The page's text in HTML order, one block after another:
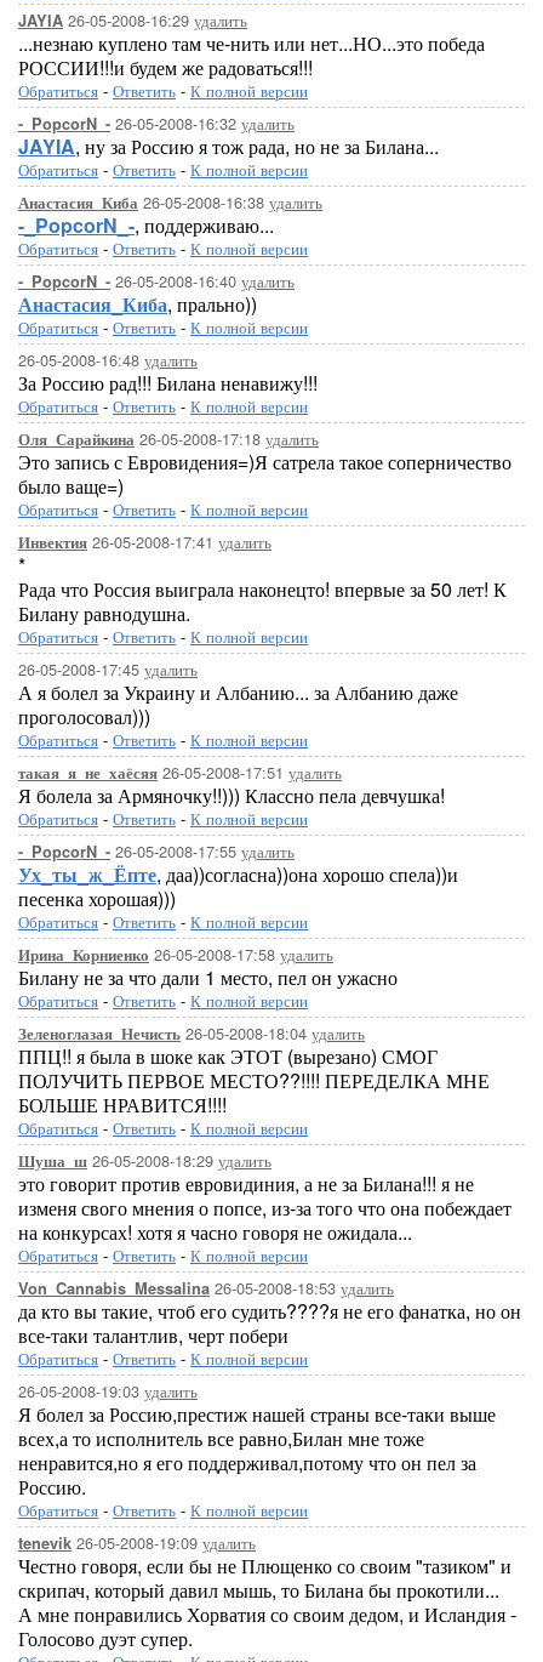
JAYIA 26-05-2008-16:29 удалить
...незнаю куплено там че-нить или нет...НО...это победа
РОССИИ!!!и будем же радоваться!!!
Обратиться - Ответить - К полной версии
-_PopcorN_- 26-05-2008-16:32 удалить
JAYIA, ну за Россию я тож рада, но не за Билана...
Обратиться - Ответить - К полной версии
Анастасия_Киба 26-05-2008-16:38 удалить
-_PopcorN_-, поддерживаю...
Обратиться - Ответить - К полной версии
-_PopcorN_- 26-05-2008-16:40 удалить
Анастасия_Киба, прально))
Обратиться - Ответить - К полной версии
26-05-2008-16:48 удалить
За Россию рад!!! Билана ненавижу!!!
Обратиться - Ответить - К полной версии
Оля_Сарайкина 26-05-2008-17:18 удалить
Это запись с Евровидения=)Я сатрела такое соперничество
было ваще=)
Обратиться - Ответить - К полной версии
Инвектия 26-05-2008-17:41 удалить
*
Рада что Россия выиграла наконецто! впервые за 50 лет! К
Билану равнодушна.
Обратиться - Ответить - К полной версии
26-05-2008-17:45 удалить
А я болел за Украину и Албанию... за Албанию даже
проголосовал)))
Обратиться - Ответить - К полной версии
такая_я_не_хаёсяя 26-05-2008-17:51 удалить
Я болела за Армяночку!!))) Классно пела девчушка!
Обратиться - Ответить - К полной версии
-_PopcorN_- 26-05-2008-17:55 удалить
Ух_ты_ж_Ёпте, даа))согласна))она хорошо спела))и
песенка хорошая)))
Обратиться - Ответить - К полной версии
Ирина_Корниенко 26-05-2008-17:58 удалить
Билану не за что дали 1 место, пел он ужасно
Обратиться - Ответить - К полной версии
Зеленоглазая_Нечисть 26-05-2008-18:04 удалить
ППЦ!! я была в шоке как ЭТОТ (вырезано) СМОГ
ПОЛУЧИТЬ ПЕРВОЕ МЕСТО??!!!! ПЕРЕДЕЛКА МНЕ
БОЛЬШЕ НРАВИТСЯ!!!!
Обратиться - Ответить - К полной версии
Шуша_ш 26-05-2008-18:29 удалить
это говорит против евровидиния, а не за Билана!!! я не
изменя свого мнения о попсе, из-за того что она побеждает
на конкурсах! хотя я часно говоря не ожидала...
Обратиться - Ответить - К полной версии
Von_Cannabis_Messalina 26-05-2008-18:53 удалить
да кто вы такие, чтоб его судить????я не его фанатка, но он
все-таки талантлив, черт побери
Обратиться - Ответить - К полной версии
26-05-2008-19:03 удалить
Я болел за Россию,престиж нашей страны все-таки выше
всех,а то исполнитель все равно,Билан мне тоже
ненравится,но я его поддерживал,потому что он пел за
Россию.
Обратиться - Ответить - К полной версии
tenevik 26-05-2008-19:09 удалить
Честно говоря, если бы не Плющенко со своим "тазиком" и
скрипач, который давил мышь, то Билана бы прокотили...
А мне понравились Хорватия со своим дедом, и Исландия -
Голосово дуэт супер.